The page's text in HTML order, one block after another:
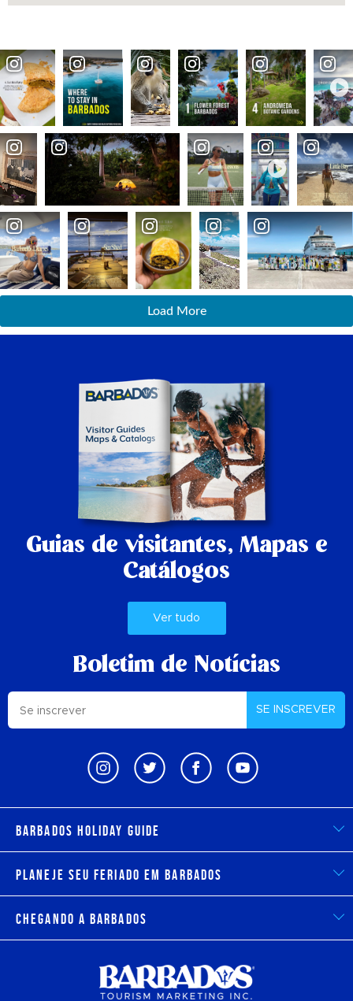
Load More
Guias de visitantes, Mapas e
Catálogos
Ver tudo
Boletim de Notícias
SE INSCREVER
Barbados Holiday Guide
Planeje seu feriado em Barbados
Chegando a Barbados